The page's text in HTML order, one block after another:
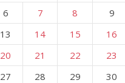
6 7 8 9
13 14 15 16
20 21 22 23
27 28 29 30